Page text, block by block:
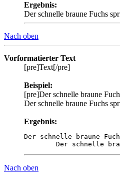
Ergebnis:
Der schnelle braune Fuchs
Nach oben
Vorformatierter Text
[pre]Text[/pre]
Beispiel:
[pre]Der schnelle braune
Der schnelle braune Fuchs
Ergebnis:
Der schnelle braune
Der schnelle
Nach oben